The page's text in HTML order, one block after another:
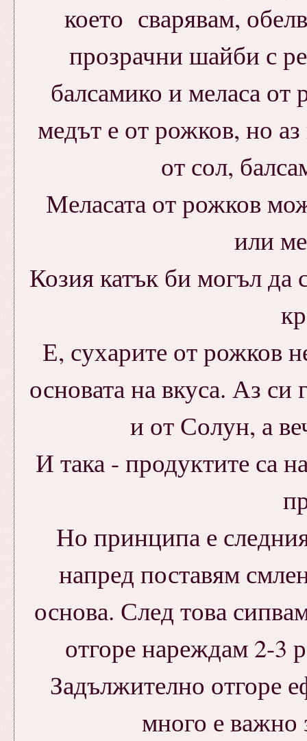
което сварявам,
прозрачни шайби с
балсамико и меласа от
медът е от рожков, но
от сол,
Меласата от рожков
или
Козия катък би могъл да
Е, сухарите от рожков
основата на вкуса. Аз
и от Солун, а
И така - продуктите са
Но принципа е
напред поставям
основа. След това
отгоре нареждам 2-3
Задължително отгоре
много е важно